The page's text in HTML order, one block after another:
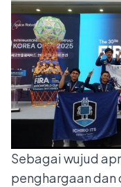
Sebagai wujud
penghargaan dan